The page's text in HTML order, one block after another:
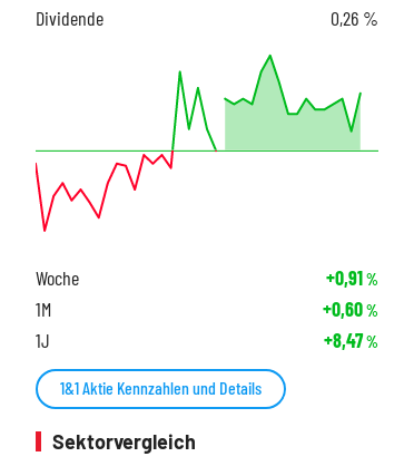
Dividende
0,26 %
Woche +0,91%
1M +0,60%
1J +8,47%
1&1 Aktie Kennzahlen und Details
Sektorvergleich